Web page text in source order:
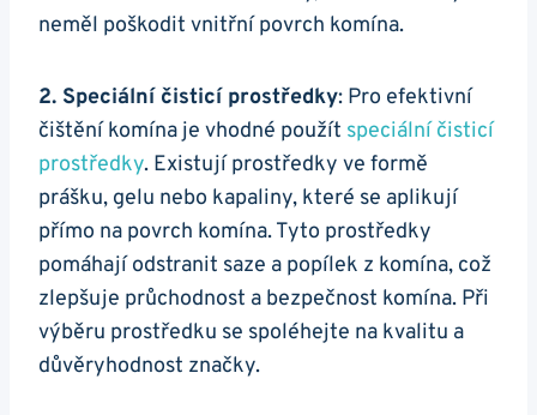
neměl poškodit vnitřní povrch komína.
2. Speciální čisticí prostředky: Pro efektivní
čištění komína je vhodné použít speciální čisticí
prostředky. Existují prostředky ve formě
prášku, gelu nebo kapaliny, které se aplikují
přímo na povrch komína. Tyto prostředky
pomáhají odstranit saze a popílek z komína, což
zlepšuje průchodnost a bezpečnost komína. Při
výběru prostředku se spoléhejte na kvalitu a
důvěryhodnost značky.